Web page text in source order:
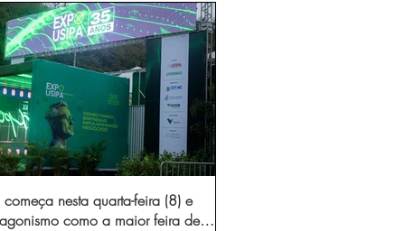
nesta quarta-feira (8) e
como a maior feira de